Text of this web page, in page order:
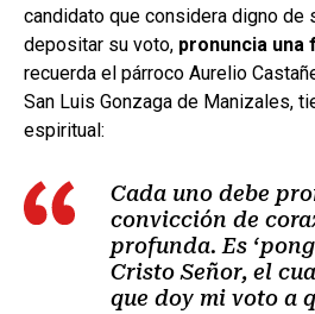
candidato que considera digno de
depositar su voto, pronuncia una
recuerda el párroco Aurelio
San Luis Gonzaga de Manizales,
espiritual:
Cada uno debe
convicción de
profunda. Es
Cristo Señor, el
que doy mi voto a